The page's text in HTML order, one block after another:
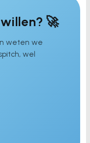
🚀
weten we
wel